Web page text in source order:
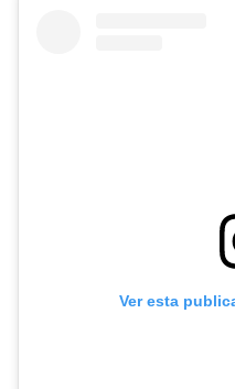
Ver esta